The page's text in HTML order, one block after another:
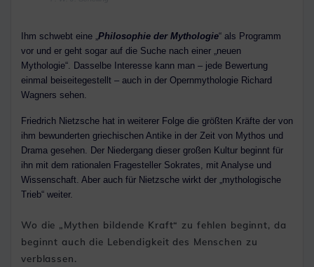
Ihm schwebt eine „Philosophie der Mythologie“ als Programm
vor und er geht sogar auf die Suche nach einer „neuen
Mythologie“. Dasselbe Interesse kann man – jede Bewertung
einmal beiseitegestellt – auch in der Opernmythologie Richard
Wagners sehen.
Friedrich Nietzsche hat in weiterer Folge die größten Kräfte der von
ihm bewunderten griechischen Antike in der Zeit von Mythos und
Drama gesehen. Der Niedergang dieser großen Kultur beginnt für
ihn mit dem rationalen Fragesteller Sokrates, mit Analyse und
Wissenschaft. Aber auch für Nietzsche wirkt der „mythologische
Trieb“ weiter.
Wo die „Mythen bildende Kraft“ zu fehlen beginnt, da
beginnt auch die Lebendigkeit des Menschen zu
verblassen.